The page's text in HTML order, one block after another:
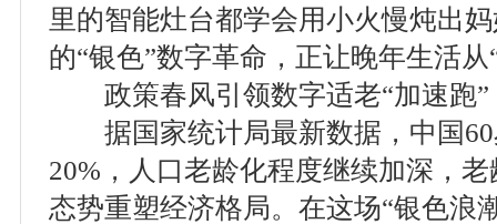
里的智能灶台都学会用小火慢炖出
的“银色”数字革命，正让晚年生活从
政策春风引领数字适老“加速跑”
据国家统计局最新数据，中国60
20%，人口老龄化程度继续加深，
态势重塑经济格局。在这场“银色浪